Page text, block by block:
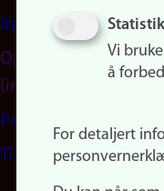
Informasjonskapsler
Oppdater samtykke
(informasjonskapsler)
Personvern
Vi
å
For detaljert